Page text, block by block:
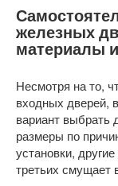
железных
материалы
Несмотря на то,
входных дверей,
вариант выбрать
размеры по
установки,
третьих смущает